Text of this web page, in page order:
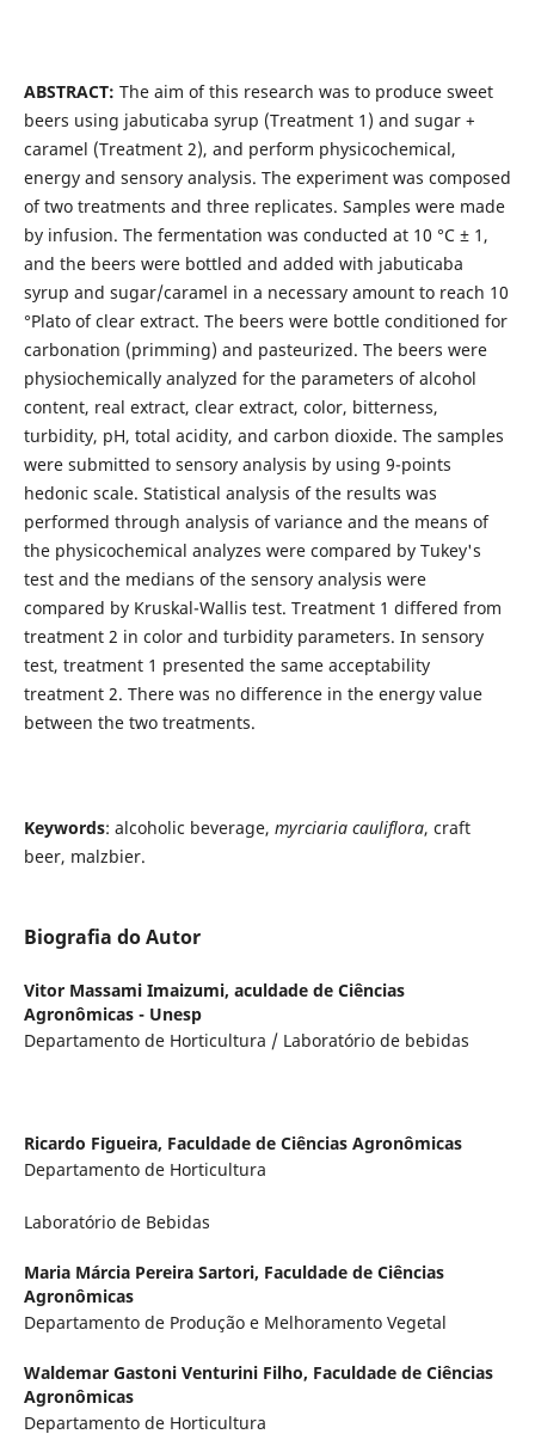
ABSTRACT: The aim of this research was to produce sweet
beers using jabuticaba syrup (Treatment 1) and sugar +
caramel (Treatment 2), and perform physicochemical,
energy and sensory analysis. The experiment was composed
of two treatments and three replicates. Samples were made
by infusion. The fermentation was conducted at 10 °C ± 1,
and the beers were bottled and added with jabuticaba
syrup and sugar/caramel in a necessary amount to reach 10
°Plato of clear extract. The beers were bottle conditioned for
carbonation (primming) and pasteurized. The beers were
physiochemically analyzed for the parameters of alcohol
content, real extract, clear extract, color, bitterness,
turbidity, pH, total acidity, and carbon dioxide. The samples
were submitted to sensory analysis by using 9-points
hedonic scale. Statistical analysis of the results was
performed through analysis of variance and the means of
the physicochemical analyzes were compared by Tukey's
test and the medians of the sensory analysis were
compared by Kruskal-Wallis test. Treatment 1 differed from
treatment 2 in color and turbidity parameters. In sensory
test, treatment 1 presented the same acceptability
treatment 2. There was no difference in the energy value
between the two treatments.
Keywords: alcoholic beverage, myrciaria cauliflora, craft
beer, malzbier.
Biografia do Autor
Vitor Massami Imaizumi, aculdade de Ciências
Agronômicas - Unesp
Departamento de Horticultura / Laboratório de bebidas
Ricardo Figueira, Faculdade de Ciências Agronômicas
Departamento de Horticultura
Laboratório de Bebidas
Maria Márcia Pereira Sartori, Faculdade de Ciências
Agronômicas
Departamento de Produção e Melhoramento Vegetal
Waldemar Gastoni Venturini Filho, Faculdade de Ciências
Agronômicas
Departamento de Horticultura